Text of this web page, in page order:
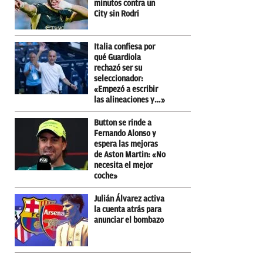
minutos contra un
City sin Rodri
Italia confiesa por
qué Guardiola
rechazó ser su
seleccionador:
«Empezó a escribir
las alineaciones y…»
Button se rinde a
Fernando Alonso y
espera las mejoras
de Aston Martin: «No
necesita el mejor
coche»
Julián Álvarez activa
la cuenta atrás para
anunciar el bombazo